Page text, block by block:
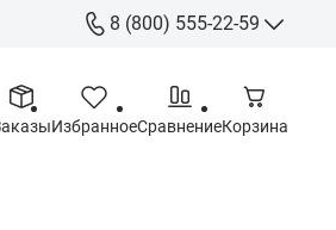
8 (800) 555-22-59
8 (800)
Call-Centre
ИзбранноеСравнениеКорзина